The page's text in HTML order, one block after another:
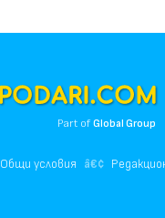
Part ofGlobal Group
Общи условия